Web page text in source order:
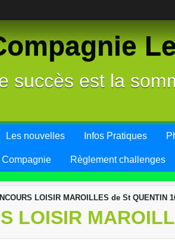
succès est la
Les nouvelles Infos Pratiques
Compagnie Règlement challenges
LOISIR MAROILLES de St QUENTIN
LOISIR